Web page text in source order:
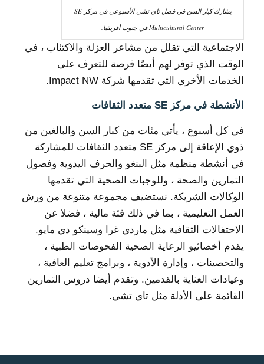
يشارك كبار السن في فصل تاي تشي الأسبوعي في مركز SE
Multicultural Center في جنوب أفريقيا.
الاجتماعية التي تقلل من مشاعر العزلة والاكتئاب ، في
الوقت الذي توفر لهم أيضًا فرصة للتعرف على
الخدمات الأخرى التي تقدمها شركة Impact NW.
الأنشطة في مركز SE متعدد الثقافات
في كل أسبوع ، يأتي مئات من كبار السن والبالغين من
ذوي الإعاقة إلى مركز SE متعدد الثقافات للمشاركة
في أنشطة منظمة مثل البنغو والحرف اليدوية وفصول
التمارين والصحة ، وللوجبات الصحية التي تقدمها
الوكالات الشريكة. نستضيف مجموعة متنوعة من ورش
العمل التعليمية ، بما في ذلك فئة مالية ، فضلا عن
الاحتفالات الثقافية مثل ماردي غرا وسينكو دي مايو.
يقدم أخصائيو الرعاية الصحية الفحوصات الطبية ،
والتحصينات ، وإدارة الأدوية ، وبرامج تعليم العافية ،
وعيادات العناية بالقدمين. وتقدم أيضا دروس التمارين
القائمة على الأدلة مثل تاي تشي.